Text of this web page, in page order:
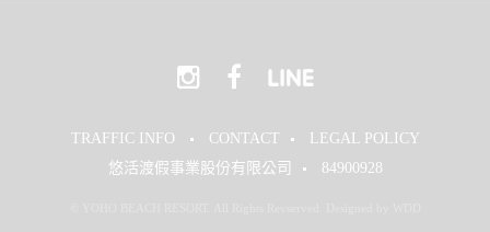
TRAFFIC INFO CONTACT
LEGAL POLICY
悠活渡假事業股份有限公司
84900928